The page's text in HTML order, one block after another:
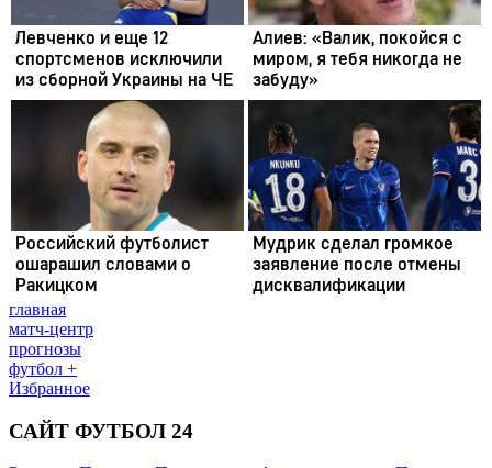
главная
матч-центр
прогнозы
футбол +
Избранное
САЙТ ФУТБОЛ 24